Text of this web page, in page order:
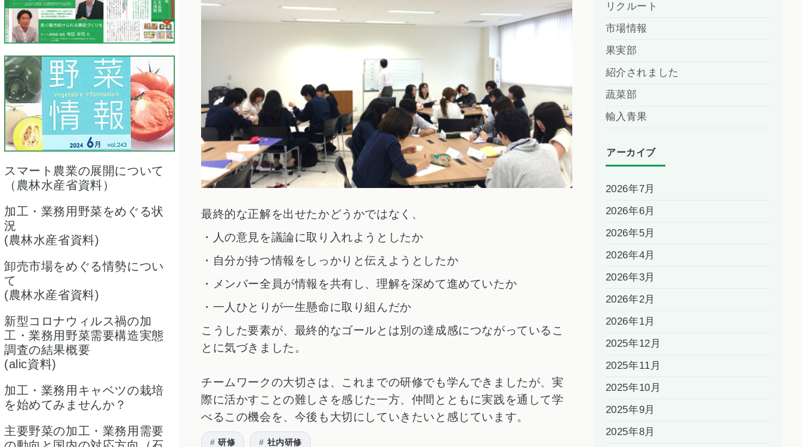
スマート農業の展開について
（農林水産省資料）
加工・業務用野菜をめぐる状
況
(農林水産省資料)
卸売市場をめぐる情勢につい
て
(農林水産省資料)
新型コロナウィルス禍の加
工・業務用野菜需要構造実態
調査の結果概要
(alic資料)
加工・業務用キャベツの栽培
を始めてみませんか？
主要野菜の加工・業務用需要
最終的な正解を出せたかどうかではなく、
・ 人の意見を議論に取り入れようとしたか
・ 自分が持つ情報をしっかりと伝えようとしたか
・ メンバー全員が情報を共有し、理解を深めて進めていたか
・ 一人ひとりが一生懸命に取り組んだか
こうした要素が、最終的なゴールとは別の達成感につながっているこ
とに気づきました。
チームワークの大切さは、これまでの研修でも学んできましたが、実
際に活かすことの難しさを感じた一方、 仲間とともに実践を通して学
べるこの機会を、今後も大切にしていきたいと感じています。
研修 社内研修
リクルート
市場情報
果実部
紹介されました
蔬菜部
輸入青果
アーカイブ
2026年7月
2026年6月
2026年5月
2026年4月
2026年3月
2026年2月
2026年1月
2025年12月
2025年11月
2025年10月
2025年9月
2025年8月